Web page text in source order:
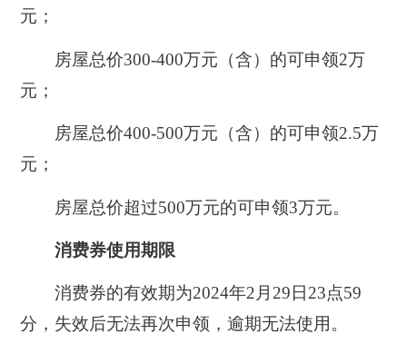
元；
房屋总价300-400万元（含）的可申领2万
元；
房屋总价400-500万元（含）的可申领2.5万
元；
房屋总价超过500万元的可申领3万元。
消费券使用期限
消费券的有效期为2024年2月29日23点59
分，失效后无法再次申领，逾期无法使用。